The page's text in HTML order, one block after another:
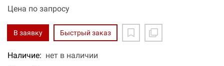
Цена по запросу
В заявку Быстрый заказ
Наличие: нет в наличии